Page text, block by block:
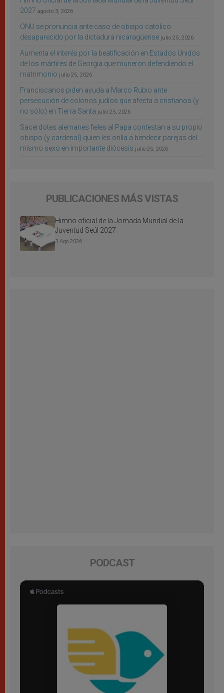
2027 agosto 3, 2026
ONU se pronuncia ante caso de obispo católico
desaparecido por la dictadura nicaragüense julio 25, 2026
Aumenta el interés por la beatificación en Estados Unidos
de los mártires de Georgia que murieron defendiendo el
matrimonio julio 25, 2026
Franciscanos piden ayuda a Marco Rubio ante
persecución de colonos judíos que afecta a cristianos (y
no sólo) en Tierra Santa julio 25, 2026
Sacerdotes alemanes fieles al Papa contestan a su propio
obispo (y cardenal) quien les orilla a bendecir parejas del
mismo sexo en importante diócesis julio 25, 2026
PUBLICACIONES MÁS VISTAS
Himno oficial de la Jornada Mundial de la
Juventud Seúl 2027
3 Ago 2026
PODCAST